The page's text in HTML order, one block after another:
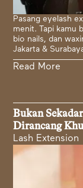
Pasang eyelash
menit. Tapi kamu
bio nails, dan
Jakarta &
Read More
Bukan
Dirancang
Lash Extension